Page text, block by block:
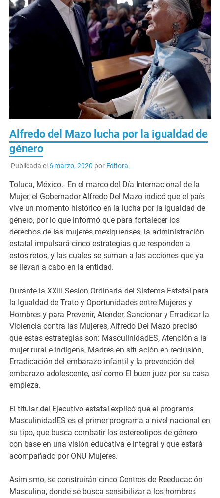
Alfredo del Mazo lucha por la igualdad de
género
Publicada el 6 marzo, 2020 por Editora
Toluca, México.- En el marco del Día Internacional de la
Mujer, el Gobernador Alfredo Del Mazo indicó que el país
vive un momento histórico en la lucha por la igualdad de
género, por lo que informó que para fortalecer los
derechos de las mujeres mexiquenses, la administración
estatal impulsará cinco estrategias que responden a
estos retos, y las cuales se suman a las acciones que ya
se llevan a cabo en la entidad.
Durante la XXIII Sesión Ordinaria del Sistema Estatal para
la Igualdad de Trato y Oportunidades entre Mujeres y
Hombres y para Prevenir, Atender, Sancionar y Erradicar la
Violencia contra las Mujeres, Alfredo Del Mazo precisó
que estas estrategias son: MasculinidadES, Atención a la
mujer rural e indígena, Madres en situación en reclusión,
Erradicación del embarazo infantil y la prevención del
embarazo adolescente, así como El buen juez por su casa
empieza.
El titular del Ejecutivo estatal explicó que el programa
MasculinidadES es el primer programa a nivel nacional en
su tipo, que busca combatir los estereotipos de género
con base en una visión educativa e integral y que estará
acompañado por ONU Mujeres.
Asimismo, se construirán cinco Centros de Reeducación
Masculina, donde se busca sensibilizar a los hombres